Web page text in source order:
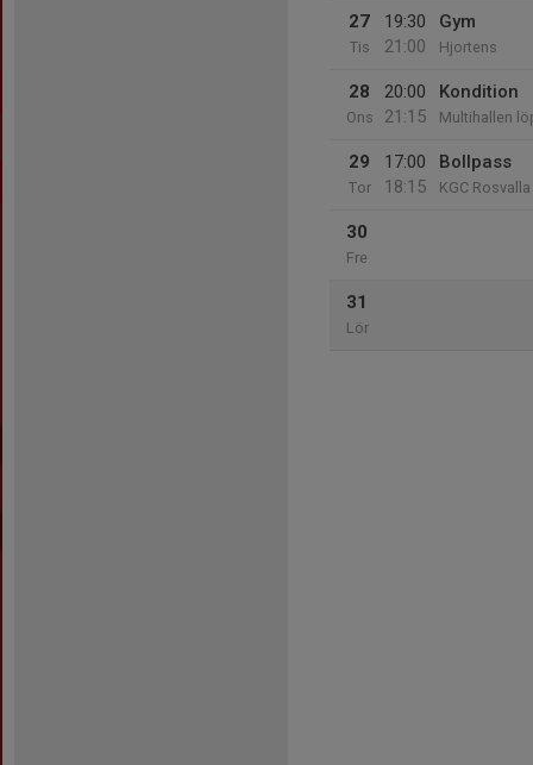
27
Tis
19:30
21:00
Gym
Hjortens
28
Ons
20:00
21:15
Kondition
Multihallen
29
Tor
17:00
18:15
Bollpass
KGC Rosvalla
30
Fre
31
Lör